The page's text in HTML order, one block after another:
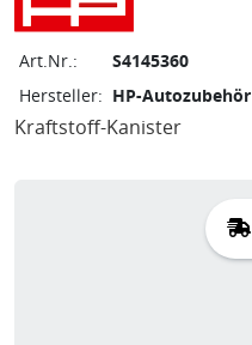
Art.Nr.:
S4145360
Hersteller: HP-Autozubehör
Kraftstoff-Kanister